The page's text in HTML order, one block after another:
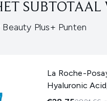
Beauty Plus+ Punten
La Roche-
Hyaluronic